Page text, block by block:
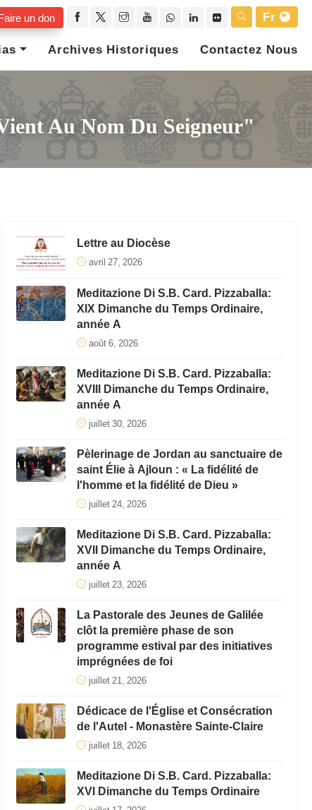
un don
Fr
Archives Historiques Contactez Nous
Au Nom Du Seigneur"
Lettre au Diocèse
avril 27, 2026
Meditazione Di S.B. Card. Pizzaballa:
XIX Dimanche du Temps Ordinaire,
année A
août 6, 2026
Meditazione Di S.B. Card. Pizzaballa:
XVIII Dimanche du Temps Ordinaire,
année A
juillet 30, 2026
Pèlerinage de Jordan au sanctuaire de
saint Élie à Ajloun : « La fidélité de
l'homme et la fidélité de Dieu »
juillet 24, 2026
Meditazione Di S.B. Card. Pizzaballa:
XVII Dimanche du Temps Ordinaire,
année A
juillet 23, 2026
La Pastorale des Jeunes de Galilée
clôt la première phase de son
programme estival par des initiatives
imprégnées de foi
juillet 21, 2026
Dédicace de l'Église et Consécration
de l'Autel - Monastère Sainte-Claire
juillet 18, 2026
Meditazione Di S.B. Card. Pizzaballa:
XVI Dimanche du Temps Ordinaire